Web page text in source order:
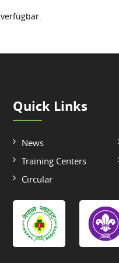
verfügbar.
Quick Links
News
Training Centers
Circular